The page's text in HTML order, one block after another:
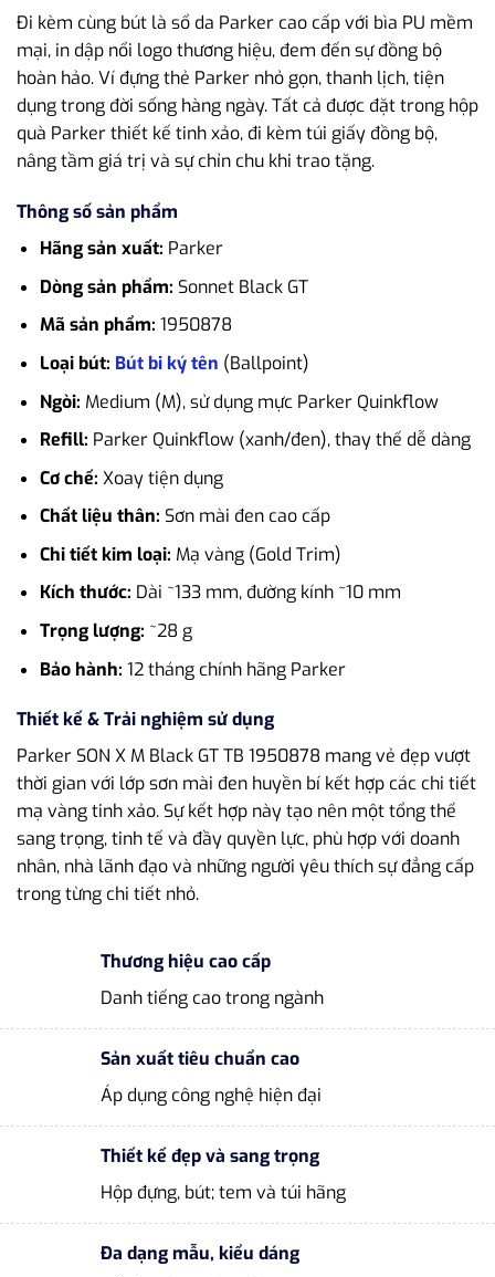
Đi kèm cùng bút là sổ da Parker cao cấp với bìa PU mềm
mại, in dập nổi logo thương hiệu, đem đến sự đồng bộ
hoàn hảo. Ví đựng thẻ Parker nhỏ gọn, thanh lịch, tiện
dụng trong đời sống hàng ngày. Tất cả được đặt trong hộp
quà Parker thiết kế tinh xảo, đi kèm túi giấy đồng bộ,
nâng tầm giá trị và sự chỉn chu khi trao tặng.
Thông số sản phẩm
Hãng sản xuất: Parker
Dòng sản phẩm: Sonnet Black GT
Mã sản phẩm: 1950878
Loại bút: Bút bi ký tên (Ballpoint)
Ngòi: Medium (M), sử dụng mực Parker Quinkflow
Refill: Parker Quinkflow (xanh/đen), thay thế dễ dàng
Cơ chế: Xoay tiện dụng
Chất liệu thân: Sơn mài đen cao cấp
Chi tiết kim loại: Mạ vàng (Gold Trim)
Kích thước: Dài ~133 mm, đường kính ~10 mm
Trọng lượng: ~28 g
Bảo hành: 12 tháng chính hãng Parker
Thiết kế & Trải nghiệm sử dụng
Parker SON X M Black GT TB 1950878 mang vẻ đẹp vượt
thời gian với lớp sơn mài đen huyền bí kết hợp các chi tiết
mạ vàng tinh xảo. Sự kết hợp này tạo nên một tổng thể
sang trọng, tinh tế và đầy quyền lực, phù hợp với doanh
nhân, nhà lãnh đạo và những người yêu thích sự đẳng cấp
trong từng chi tiết nhỏ.
Thương hiệu cao cấp
Danh tiếng cao trong ngành
Sản xuất tiêu chuẩn cao
Áp dụng công nghệ hiện đại
Thiết kế đẹp và sang trọng
Hộp đựng, bút; tem và túi hãng
Đa dạng mẫu, kiểu dáng